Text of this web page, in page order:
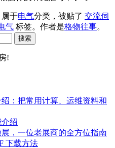
属于电气分类，被贴了 交流伺
气 标签。 作者是格物往事。
!
：把常用计算、运维资料和
绍
，一位老展商的全方位指南
下载方法